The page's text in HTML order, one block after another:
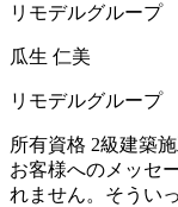
リモデルグループ
瓜生 仁美
リモデルグループ
所有資格 2級建築
お客様へのメッセ
れません。そうい